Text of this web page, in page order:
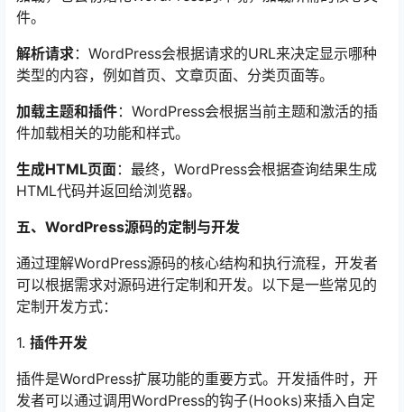
件。
解析请求：WordPress会根据请求的URL来决定显示哪种
类型的内容，例如首页、文章页面、分类页面等。
加载主题和插件：WordPress会根据当前主题和激活的插
件加载相关的功能和样式。
生成HTML页面：最终，WordPress会根据查询结果生成
HTML代码并返回给浏览器。
五、WordPress源码的定制与开发
通过理解WordPress源码的核心结构和执行流程，开发者
可以根据需求对源码进行定制和开发。以下是一些常见的
定制开发方式：
1. 插件开发
插件是WordPress扩展功能的重要方式。开发插件时，开
发者可以通过调用WordPress的钩子(Hooks)来插入自定